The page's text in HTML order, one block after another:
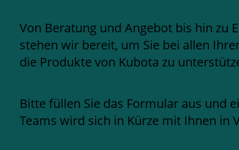
Von Beratung und Angebot bis hin zu
stehen wir bereit, um Sie bei allen
die Produkte von Kubota zu
Bitte füllen Sie das Formular aus und
Teams wird sich in Kürze mit Ihnen in